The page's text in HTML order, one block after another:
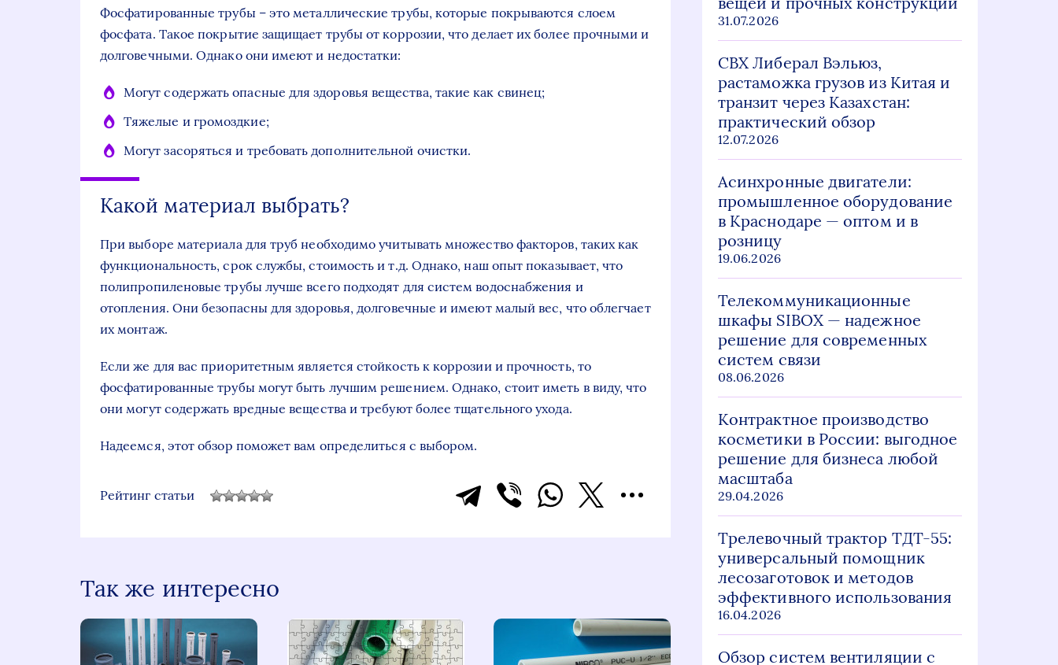
Фосфатированные трубы – это металлические трубы, которые покрываются слоем
фосфата. Такое покрытие защищает трубы от коррозии, что делает их более прочными и
долговечными. Однако они имеют и недостатки:
Могут содержать опасные для здоровья вещества, такие как свинец;
Тяжелые и громоздкие;
Могут засоряться и требовать дополнительной очистки.
Какой материал выбрать?
При выборе материала для труб необходимо учитывать множество факторов, таких как
функциональность, срок службы, стоимость и т.д. Однако, наш опыт показывает, что
полипропиленовые трубы лучше всего подходят для систем водоснабжения и
отопления. Они безопасны для здоровья, долговечные и имеют малый вес, что облегчает
их монтаж.
Если же для вас приоритетным является стойкость к коррозии и прочность, то
фосфатированные трубы могут быть лучшим решением. Однако, стоит иметь в виду, что
они могут содержать вредные вещества и требуют более тщательного ухода.
Надеемся, этот обзор поможет вам определиться с выбором.
Рейтинг статьи
Так же интересно
31.07.2026
СВХ Либерал Вэльюз,
растаможка грузов из Китая и
транзит через Казахстан:
практический обзор
12.07.2026
Асинхронные двигатели:
промышленное оборудование
в Краснодаре — оптом и в
розницу
19.06.2026
Телекоммуникационные
шкафы SIBOX — надежное
решение для современных
систем связи
08.06.2026
Контрактное производство
косметики в России: выгодное
решение для бизнеса любой
масштаба
29.04.2026
Трелевочный трактор ТДТ-55:
универсальный помощник
лесозаготовок и методов
эффективного использования
16.04.2026
Обзор систем вентиляции с